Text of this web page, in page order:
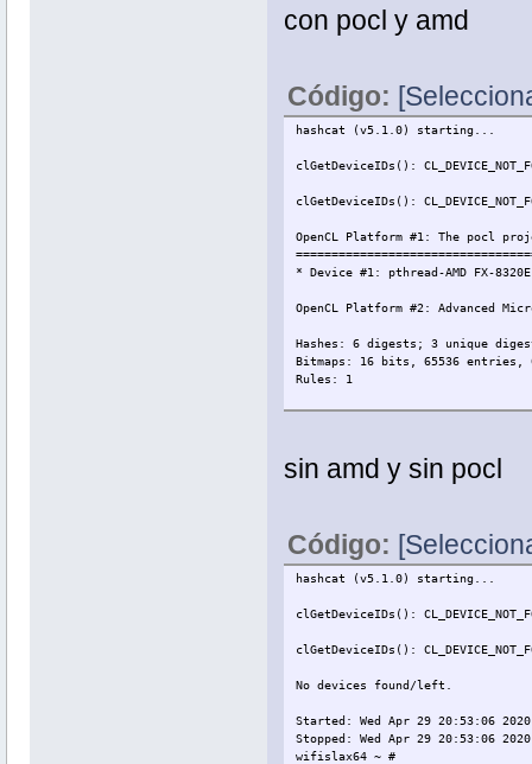
con pocl y amd
Código:
hashcat (v5.1.0) starting...
clGetDeviceIDs():
clGetDeviceIDs():
OpenCL Platform #1: The pocl
* Device #1: pthread-AMD FX-
OpenCL Platform #2: Advanced
Hashes: 6 digests; 3 unique
Bitmaps: 16 bits, 65536 entries,
Rules: 1
Applicable optimizers:
* Slow-Hash-SIMD-LOOP
Watchdog: Hardware monitoring
Watchdog: Temperature abort
Initialized device kernels and
sin amd y sin pocl
Código:
hashcat (v5.1.0) starting...
clGetDeviceIDs():
clGetDeviceIDs():
No devices found/left.
Started: Wed Apr 29 20:53:06 2020
Stopped: Wed Apr 29 20:53:06 2020
wifislax64 ~ #